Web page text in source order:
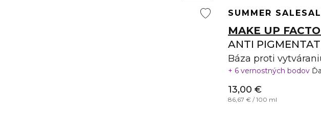
SUMMER SALE
MAKE UP
ANTI
Báza proti
6 vernostných bodov
13,00 €
86,67 € / 100 ml